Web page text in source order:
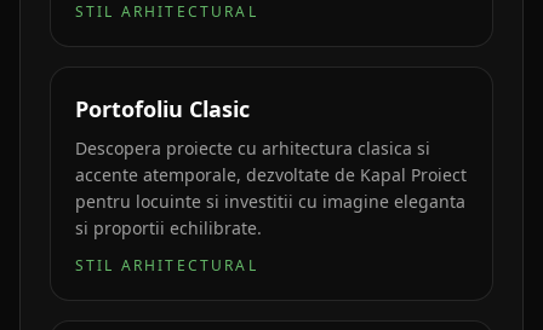
STIL ARHITECTURAL
Portofoliu Clasic
Descopera proiecte cu arhitectura clasica si
accente atemporale, dezvoltate de Kapal Proiect
pentru locuinte si investitii cu imagine eleganta
si proportii echilibrate.
STIL ARHITECTURAL